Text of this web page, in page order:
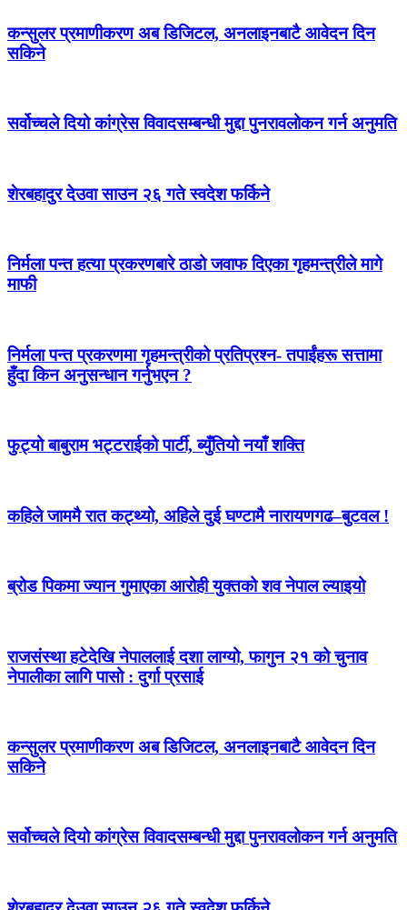
कन्सुलर प्रमाणीकरण अब डिजिटल, अनलाइनबाटै आवेदन दिन
सकिने
सर्वोच्चले दियो कांग्रेस विवादसम्बन्धी मुद्दा पुनरावलोकन गर्न अनुमति
शेरबहादुर देउवा साउन २६ गते स्वदेश फर्किने
निर्मला पन्त हत्या प्रकरणबारे ठाडो जवाफ दिएका गृहमन्त्रीले मागे
माफी
निर्मला पन्त प्रकरणमा गृहमन्त्रीको प्रतिप्रश्न- तपाईंहरू सत्तामा
हुँदा किन अनुसन्धान गर्नुभएन ?
फुट्यो बाबुराम भट्टराईको पार्टी, ब्युँतियो नयाँ शक्ति
कहिले जाममै रात कट्थ्यो, अहिले दुई घण्टामै नारायणगढ–बुटवल !
ब्रोड पिकमा ज्यान गुमाएका आरोही युक्तको शव नेपाल ल्याइयो
राजसंस्था हटेदेखि नेपाललाई दशा लाग्यो, फागुन २१ को चुनाव
नेपालीका लागि पासो : दुर्गा प्रसाई
कन्सुलर प्रमाणीकरण अब डिजिटल, अनलाइनबाटै आवेदन दिन
सकिने
सर्वोच्चले दियो कांग्रेस विवादसम्बन्धी मुद्दा पुनरावलोकन गर्न अनुमति